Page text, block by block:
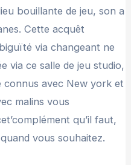
bouillante de jeu, son a
Cette acquêt
via changeant ne
via ce salle de jeu studio,
connus avec New york et
malins vous
qu’il faut,
vous souhaitez.